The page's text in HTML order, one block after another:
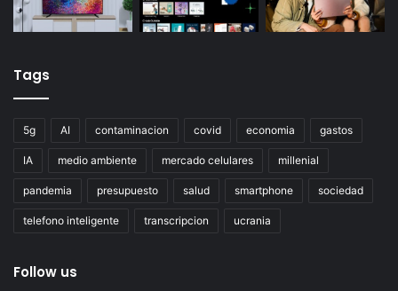
Tags
5g AI contaminacion covid economia gastos
IA medio ambiente mercado celulares millenial
pandemia presupuesto salud smartphone sociedad
telefono inteligente transcripcion ucrania
Follow us